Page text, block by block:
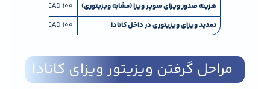
هزینه صدور ویزای سوپر ویزا (مشابه ویزیتوری)
100 CAD
تمدید ویزای ویزیتوری در داخل کانادا
100 CAD
مراحل گرفتن ویزیتور ویزای کانادا